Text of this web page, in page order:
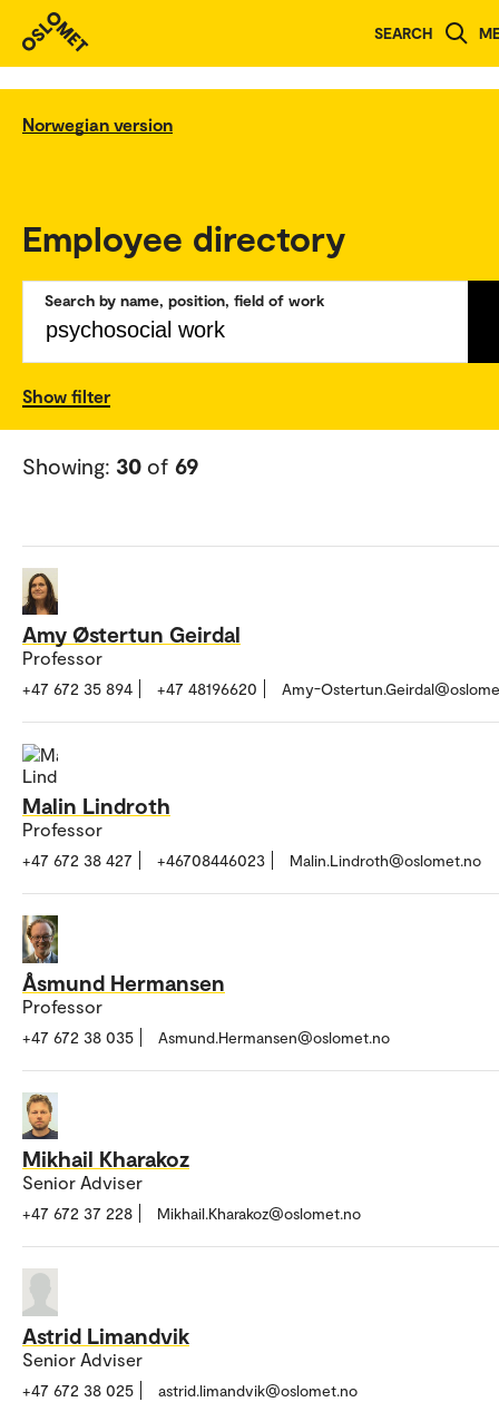
SEARCH
Norwegian version
Employee directory
Search by name, position, field of work
Show filter
Showing: 30 of 69
Amy Østertun Geirdal
Professor
+47 672 35 894 +47 48196620 Amy-
Malin Lindroth
Professor
+47 672 38 427 +46708446023 Malin.Lindroth@oslomet.no
Åsmund Hermansen
Professor
+47 672 38 035 Asmund.Hermansen@oslomet.no
Mikhail Kharakoz
Senior Adviser
+47 672 37 228 Mikhail.Kharakoz@oslomet.no
Astrid Limandvik
Senior Adviser
+47 672 38 025 astrid.limandvik@oslomet.no